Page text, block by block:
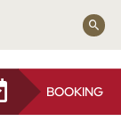
BOOKING
Ariostea di